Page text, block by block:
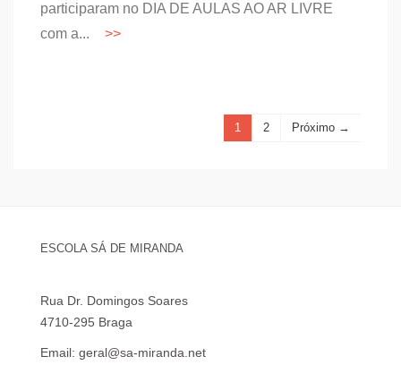
participaram no DIA DE AULAS AO AR LIVRE
com a...
1 2 Próximo →
ESCOLA SÁ DE MIRANDA
Rua Dr. Domingos Soares
4710-295 Braga
Email: geral@sa-miranda.net